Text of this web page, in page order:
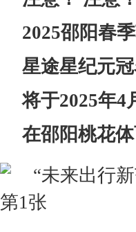
2025邵阳春季
星途星纪元
将于2025年4
在邵阳桃花